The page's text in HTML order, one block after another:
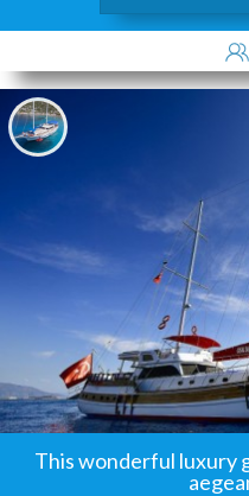
This wonderful luxury